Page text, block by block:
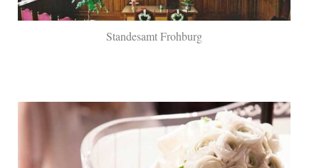
Standesamt Frohburg